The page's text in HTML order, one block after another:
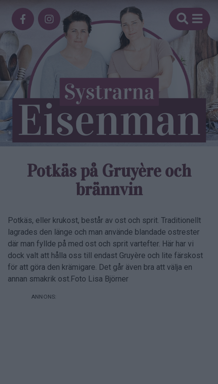
Potkäs på Gruyère och
brännvin
Potkäs, eller krukost, består av ost och sprit. Traditionellt
lagrades den länge och man använde blandade ostrester
där man fyllde på med ost och sprit vartefter. Här har vi
dock valt att hålla oss till endast Gruyère och lite färskost
för att göra den krämigare. Det går även bra att välja en
annan smakrik ost.Foto Lisa Björner